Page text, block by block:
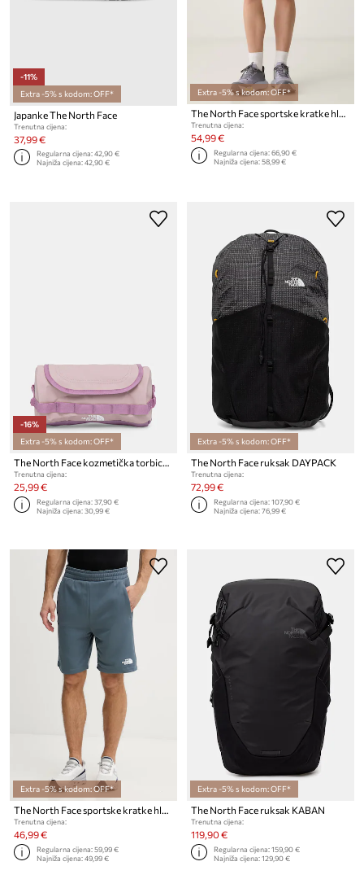
-11%
Extra -5% s kodom: OFF*
Japanke The North Face
Trenutna cijena:
37,99 €
Regularna cijena:42,90 €
Najniža cijena:42,90 €
Extra -5% s kodom: OFF*
The North Face sportske kratke hlače za žene SUNRISER
Trenutna cijena:
54,99 €
Regularna cijena:66,90 €
Najniža cijena:58,99 €
-16%
Extra -5% s kodom: OFF*
The North Face kozmetička torbica za žene Base Camp Travel Canister 3,5L
Trenutna cijena:
25,99 €
Regularna cijena:37,90 €
Najniža cijena:30,99 €
Extra -5% s kodom: OFF*
The North Face ruksak DAYPACK
Trenutna cijena:
72,99 €
Regularna cijena:107,90 €
Najniža cijena:76,99 €
Extra -5% s kodom: OFF*
The North Face sportske kratke hlače za muškarce Reaxion 2.0
Trenutna cijena:
46,99 €
Regularna cijena:59,99 €
Najniža cijena:49,99 €
Extra -5% s kodom: OFF*
The North Face ruksak KABAN
Trenutna cijena:
119,90 €
Regularna cijena:159,90 €
Najniža cijena:129,90 €